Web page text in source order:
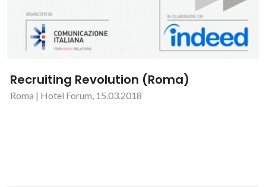
Recruiting Revolution (Roma)
Roma | Hotel Forum, 15.03.2018